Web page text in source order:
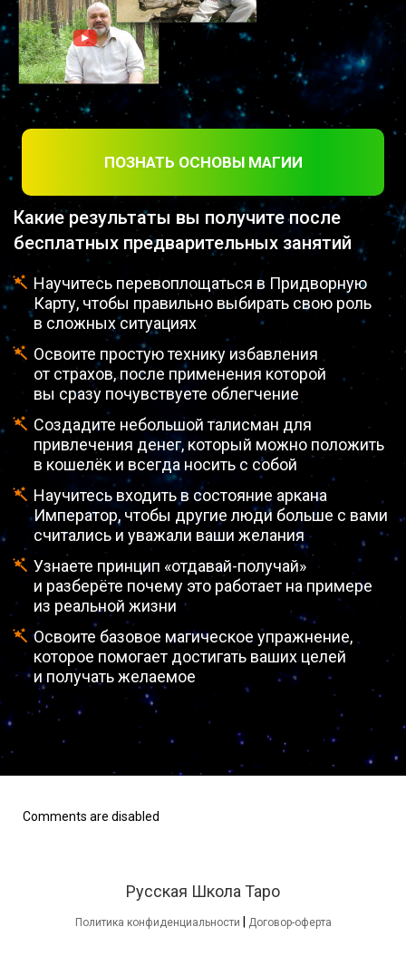
ПОЗНАТЬ ОСНОВЫ МАГИИ
Какие результаты вы получите после
бесплатных предварительных занятий
Научитесь перевоплощаться в Придворную
Карту, чтобы правильно выбирать свою роль
в сложных ситуациях
Освоите простую технику избавления
от страхов, после применения которой
вы сразу почувствуете облегчение
Создадите небольшой талисман для
привлечения денег, который можно положить
в кошелёк и всегда носить с собой
Научитесь входить в состояние аркана
Император, чтобы другие люди больше с вами
считались и уважали ваши желания
Узнаете принцип «отдавай-получай»
и разберёте почему это работает на примере
из реальной жизни
Освоите базовое магическое упражнение,
которое помогает достигать ваших целей
и получать желаемое
Comments are disabled
Русская Школа Таро
Политика конфиденциальности Договор-оферта